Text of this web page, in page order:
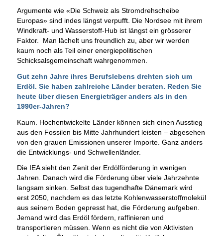
Argumente wie «Die Schweiz als Stromdrehscheibe
Europas» sind indes längst verpufft. Die Nordsee mit ihrem
Windkraft- und Wasserstoff-Hub ist längst ein grösserer
Faktor. Man lächelt uns freundlich zu, aber wir werden
kaum noch als Teil einer energiepolitischen
Schicksalsgemeinschaft wahrgenommen.
Gut zehn Jahre ihres Berufslebens drehten sich um
Erdöl. Sie haben zahlreiche Länder beraten. Reden Sie
heute über diesen Energieträger anders als in den
1990er-Jahren?
Kaum. Hochentwickelte Länder können sich einen Ausstieg
aus den Fossilen bis Mitte Jahrhundert leisten – abgesehen
von den grauen Emissionen unserer Importe. Ganz anders
die Entwicklungs- und Schwellenländer.
Die IEA sieht den Zenit der Erdölförderung in wenigen
Jahren. Danach wird die Förderung über viele Jahrzehnte
langsam sinken. Selbst das tugendhafte Dänemark wird
erst 2050, nachdem es das letzte Kohlenwasserstoffmolekül
aus seinem Boden gepresst hat, die Förderung aufgeben.
Jemand wird das Erdöl fördern, raffinieren und
transportieren müssen. Wenn es nicht die von Aktivisten